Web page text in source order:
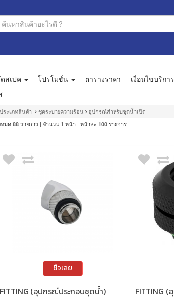
สเปค โปรโมชั่น ตารางราคา เงื่อนไขบริการ
ประเภทสินค้า ชุดระบายความร้อน อุปกรณ์สำหรับชุดน้ำเปิด
หมด 88 รายการ | จำนวน 1 หน้า | หน้าละ 100 รายการ
ซื้อเลย
FITTING (อุปกรณ์ประกอบชุดน้ำ)
FITTING